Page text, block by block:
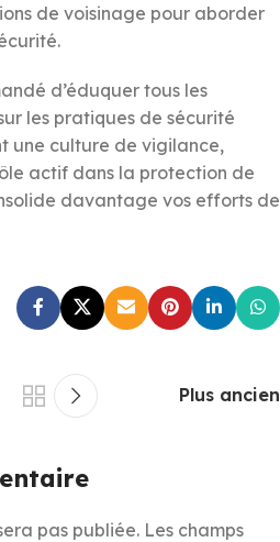
de voisinage pour aborder
d’éduquer tous les
les pratiques de sécurité
une culture de vigilance,
actif dans la protection de
davantage vos efforts de
Plus ancien
pas publiée. Les champs